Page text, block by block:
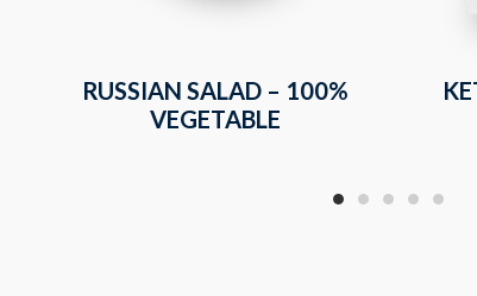
RUSSIAN SALAD – 100%
VEGETABLE